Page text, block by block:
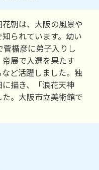
朝は、大阪の風景や
られています。幼い
楯彦に弟子入りし
展で入選を果たす
ど活躍しました。独
描き、「浪花天神
。大阪市立美術館で